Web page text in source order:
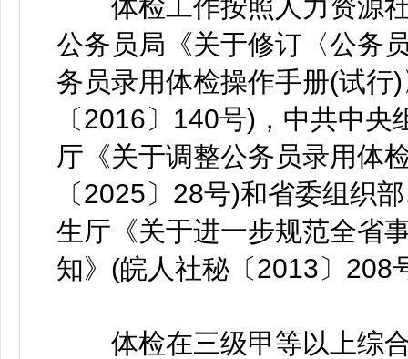
体检工作按照人力资源社
公务员局《关于修订〈公务
务员录用体检操作手册(试行
〔2016〕140号)，中共中
厅《关于调整公务员录用体
〔2025〕28号)和省委组织
生厅《关于进一步规范全省
知》(皖人社秘〔2013〕208
体检在三级甲等以上综合